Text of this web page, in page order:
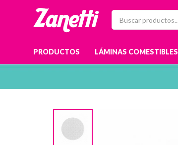
PRODUCTOS LÁMINAS COMESTIBLES